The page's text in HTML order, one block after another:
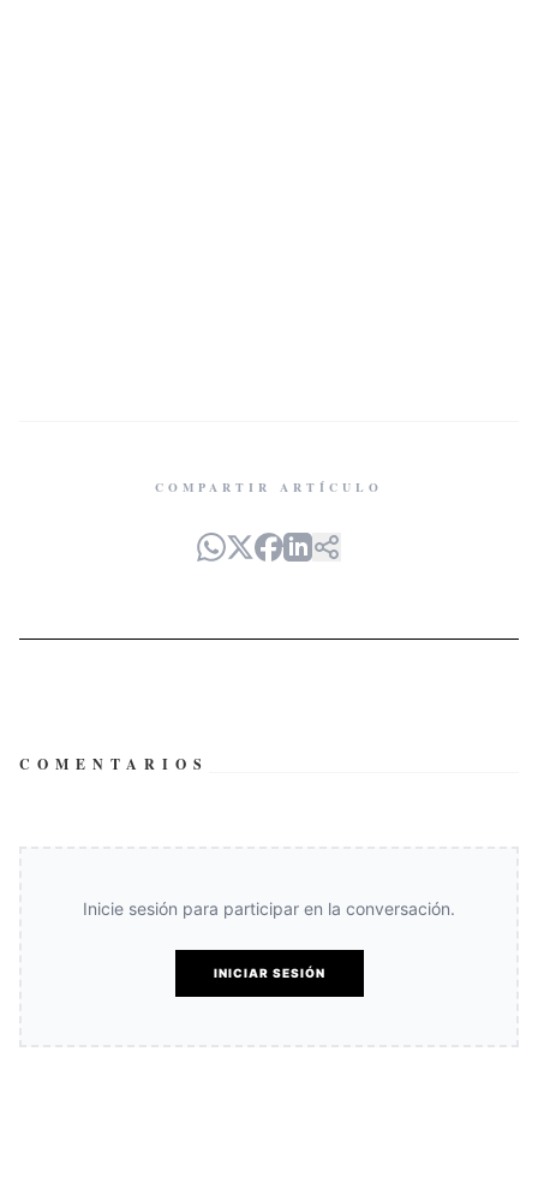
COMPARTIR ARTÍCULO
COMENTARIOS
Inicie sesión para participar en la conversación.
INICIAR SESIÓN